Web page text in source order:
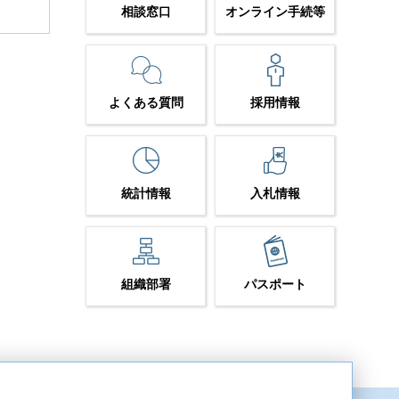
相談窓口 オンライン手続等
よくある質問 採用情報
統計情報 入札情報
組織部署 パスポート